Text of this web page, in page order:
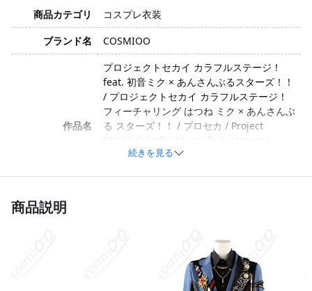
商品カテゴリ
コスプレ衣装
ブランド名
COSMIOO
作品名
プロジェクトセカイ カラフルステージ！
feat. 初音ミク × あんさんぶるスターズ！！
/ プロジェクトセカイ カラフルステージ！
フィーチャリング はつね ミク × あんさんぶ
る スターズ！！ / プロセカ / Project
SEKAI: Colorful Stage! feat. Hatsune
Miku / PJ SEKAI / Colorful Stage! / プロジ
名泉／逆先夏目 / カイト・かがみね レン・
しののめ あきと・てんま つかさ・あおやぎ
とうや・かみしろ るい・さざなみ ジュン・
もりさわ ちあき・せな いずみ・さかさき
続きを見る
商品説明